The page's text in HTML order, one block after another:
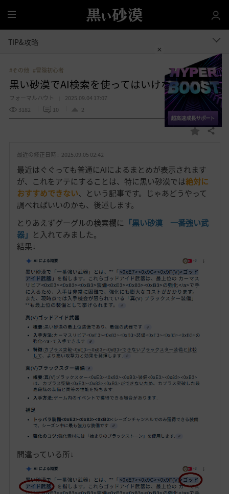
全
体
TIP&攻略
#その他 #冒険初心者
黒い砂漠でAI検索を使ってはいけない理由
フォーマルハウト
2025.09.04 17:07
3182
10 2
お
入
り
共有する
最近の修正日時 : 2025.09.05 02:42
最近はぐぐっても普通にAIによるまとめが表示されます
が、これをアテにすることは、特に黒い砂漠では絶対に
おすすめできない、という記事です。じゃあどうやって
調べればいいのかも、後述します。
とりあえずグーグルの検索欄に 「黒い砂漠 一番強い武
器」 と入れてみました。
結果↓
間違っている所↓